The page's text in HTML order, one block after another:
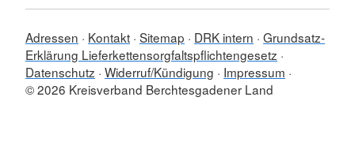
Adressen Kontakt Sitemap DRK intern Grundsatz-
Erklärung Lieferkettensorgfaltspflichtengesetz
Datenschutz Widerruf/Kündigung
Impressum
© 2026 Kreisverband Berchtesgadener Land